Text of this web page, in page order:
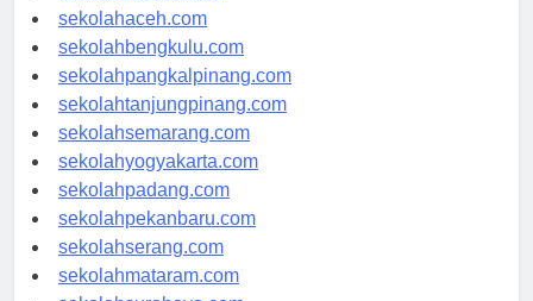
sekolahmedan.com
sekolahaceh.com
sekolahbengkulu.com
sekolahpangkalpinang.com
sekolahtanjungpinang.com
sekolahsemarang.com
sekolahyogyakarta.com
sekolahpadang.com
sekolahpekanbaru.com
sekolahserang.com
sekolahmataram.com